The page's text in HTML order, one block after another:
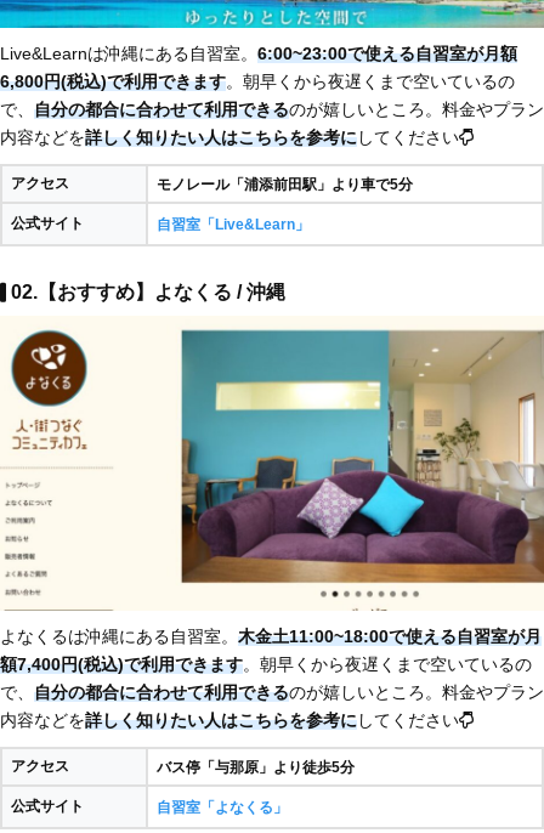
Live&Learnは沖縄にある自習室。 6:00~23:00で使える自習室が月額
6,800円(税込)で利用できます。朝早くから夜遅くまで空いているの
で、 自分の都合に合わせて利用できるのが嬉しいところ。料金やプラン
内容などを詳しく知りたい人はこちらを参考にしてください
アクセス モノレール「浦添前田駅」より車で5分
公式サイト 自習室「Live&Learn」
02.【おすすめ】よなくる / 沖縄
よなくるは沖縄にある自習室。 木金土11:00~18:00で使える自習室が月
額7,400円(税込)で利用できます。朝早くから夜遅くまで空いているの
で、 自分の都合に合わせて利用できるのが嬉しいところ。料金やプラン
内容などを詳しく知りたい人はこちらを参考にしてください
アクセス バス停「与那原」より徒歩5分
公式サイト 自習室「よなくる」